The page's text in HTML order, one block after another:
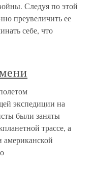
Следуя по этой
преувеличить ее
себе, что
экспедиции на
были заняты
трассе, а
американской